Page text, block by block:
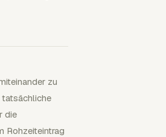
zu
tatsächliche
die
Rohzeiteintrag